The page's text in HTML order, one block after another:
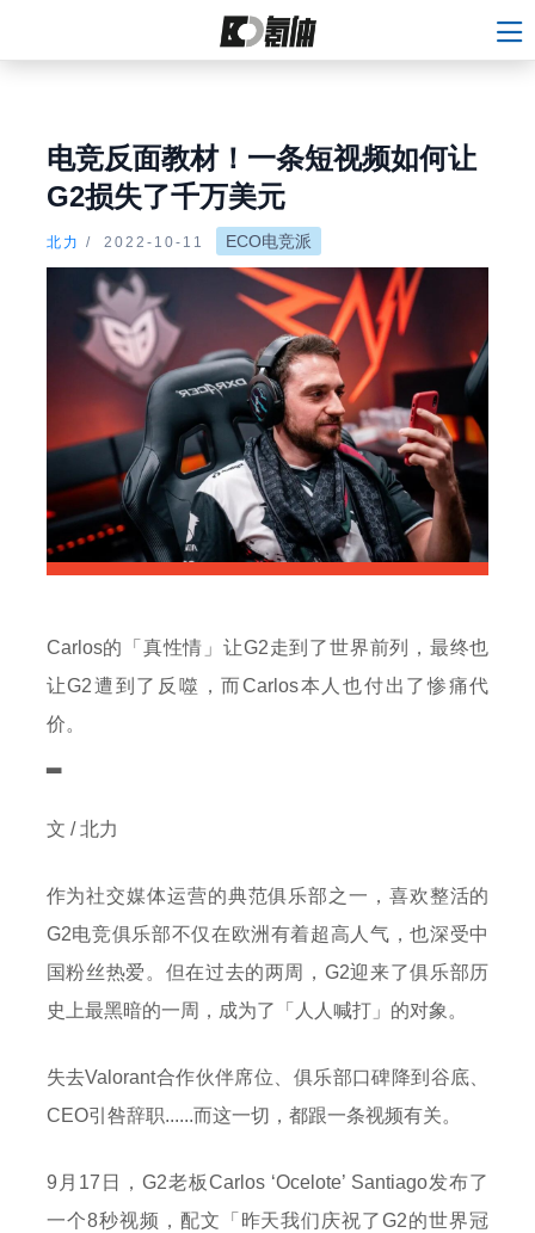
电竞反面教材！一条短视频如何让
G2损失了千万美元
北力 / 2022-10-11 ECO电竞派
Carlos的「真性情」让G2走到了世界前列，最终也
让G2遭到了反噬，而Carlos本人也付出了惨痛代
价。
文 / 北力
作为社交媒体运营的典范俱乐部之一，喜欢整活的
G2电竞俱乐部不仅在欧洲有着超高人气，也深受中
国粉丝热爱。但在过去的两周，G2迎来了俱乐部历
史上最黑暗的一周，成为了「人人喊打」的对象。
失去Valorant合作伙伴席位、俱乐部口碑降到谷底、
CEO引咎辞职......而这一切，都跟一条视频有关。
9月17日，G2老板Carlos ‘Ocelote’ Santiago发布了
一个8秒视频，配文「昨天我们庆祝了G2的世界冠